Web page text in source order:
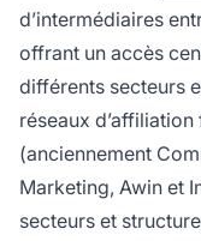
d’intermédiaires
offrant un accès
différents secteurs
réseaux
(anciennement
Marketing, Awin et
secteurs et